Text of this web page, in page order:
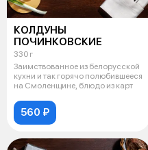
КОЛДУНЫ
ПОЧИНКОВСКИЕ
330 г
Заимствованное из белорусской
кухни и так горячо полюбившееся
на Смоленщине, блюдо из карт
560 ₽